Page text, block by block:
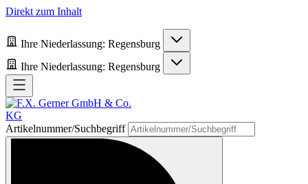
Direkt zum Inhalt
Ihre Niederlassung: Regensburg
Ihre Niederlassung: Regensburg
Artikelnummer/Suchbegriff